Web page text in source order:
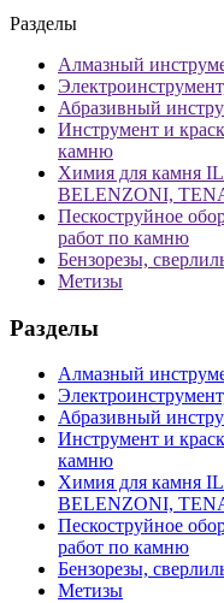
Разделы
Алмазный
Абразивный
Инструмент и
камню
Химия для камня
BELENZONI,
Пескоструйное
работ по камню
Бензорезы,
Метизы
Разделы
Алмазный
Абразивный
Инструмент и
камню
Химия для камня
BELENZONI,
Пескоструйное
работ по камню
Бензорезы,
Метизы